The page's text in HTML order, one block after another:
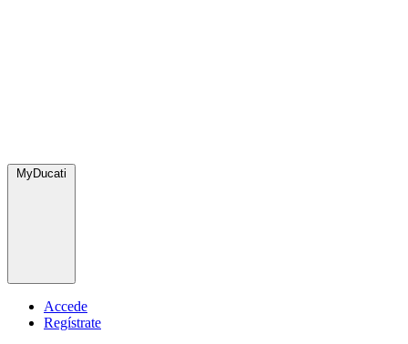
MyDucati
Accede
Regístrate